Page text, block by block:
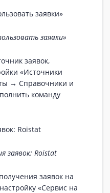
заявки»
заявок,
«Источники
→ Справочники и
команду
заявок: Roistat
заявок на
«Сервис на